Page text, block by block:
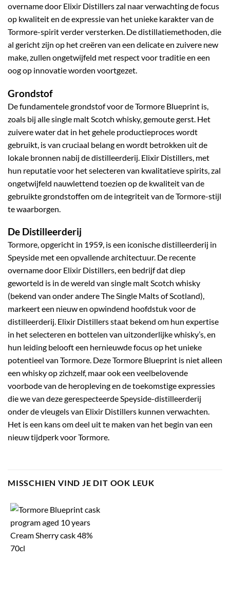
overname door Elixir Distillers zal naar verwachting de focus
op kwaliteit en de expressie van het unieke karakter van de
Tormore-spirit verder versterken. De distillatiemethoden, die
al gericht zijn op het creëren van een delicate en zuivere new
make, zullen ongetwijfeld met respect voor traditie en een
oog op innovatie worden voortgezet.
Grondstof
De fundamentele grondstof voor de Tormore Blueprint is,
zoals bij alle single malt Scotch whisky, gemoute gerst. Het
zuivere water dat in het gehele productieproces wordt
gebruikt, is van cruciaal belang en wordt betrokken uit de
lokale bronnen nabij de distilleerderij. Elixir Distillers, met
hun reputatie voor het selecteren van kwalitatieve spirits, zal
ongetwijfeld nauwlettend toezien op de kwaliteit van de
gebruikte grondstoffen om de integriteit van de Tormore-stijl
te waarborgen.
De Distilleerderij
Tormore, opgericht in 1959, is een iconische distilleerderij in
Speyside met een opvallende architectuur. De recente
overname door Elixir Distillers, een bedrijf dat diep
geworteld is in de wereld van single malt Scotch whisky
(bekend van onder andere The Single Malts of Scotland),
markeert een nieuw en opwindend hoofdstuk voor de
distilleerderij. Elixir Distillers staat bekend om hun expertise
in het selecteren en bottelen van uitzonderlijke whisky’s, en
hun leiding belooft een hernieuwde focus op het unieke
potentieel van Tormore. Deze Tormore Blueprint is niet alleen
een whisky op zichzelf, maar ook een veelbelovende
voorbode van de heropleving en de toekomstige expressies
die we van deze gerespecteerde Speyside-distilleerderij
onder de vleugels van Elixir Distillers kunnen verwachten.
Het is een kans om deel uit te maken van het begin van een
nieuw tijdperk voor Tormore.
MISSCHIEN VIND JE DIT OOK LEUK